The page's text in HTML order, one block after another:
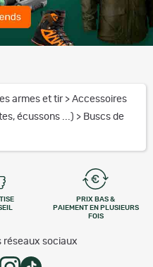
armes et tir > Accessoires
écussons ...) > Buscs de
PRIX BAS &
PAIEMENT EN PLUSIEURS
FOIS
réseaux sociaux